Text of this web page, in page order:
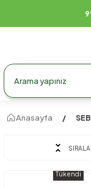
Anasayfa
SIRALA
Tükendi